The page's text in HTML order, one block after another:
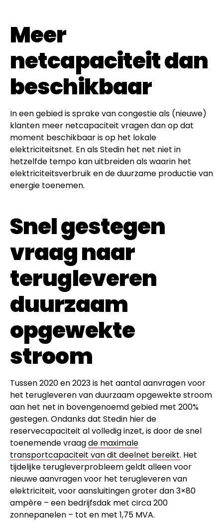
Meer
netcapaciteit dan
beschikbaar
In een gebied is sprake van congestie als (nieuwe)
klanten meer netcapaciteit vragen dan op dat
moment beschikbaar is op het lokale
elektriciteitsnet. En als Stedin het net niet in
hetzelfde tempo kan uitbreiden als waarin het
elektriciteitsverbruik en de duurzame productie van
energie toenemen.
Snel gestegen
vraag naar
terugleveren
duurzaam
opgewekte
stroom
Tussen 2020 en 2023 is het aantal aanvragen voor
het terugleveren van duurzaam opgewekte stroom
aan het net in bovengenoemd gebied met 200%
gestegen. Ondanks dat Stedin hier de
reservecapaciteit al volledig inzet, is door de snel
toenemende vraagde maximale
transportcapaciteit van dit deelnet bereikt. Het
tijdelijke terugleverprobleem geldt alleen voor
nieuwe aanvragen voor het terugleveren van
elektriciteit, voor aansluitingen groter dan 3×80
ampère – een bedrijfsdak met circa 200
zonnepanelen – tot en met 1,75 MVA.